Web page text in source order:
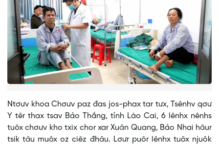
Ntơưv khoa Chơưv paz đas jos-phax tar tưx, Tsênhv qơư
Y têr thax tsav Bảo Thắng, tỉnh Lào Cai, 6 lênhx nênhs
tuôx chơưv kho txix chor xar Xuân Quang, Bảo Nhai hâur
tsik tâu muôx oz ciêz đhâu. Lơưr puôr lênhx tuôx njuôk